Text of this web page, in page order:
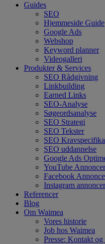
Guides
SEO
Hjemmeside Guide
Google Ads
Webshop
Keyword planner
Videogalleri
Produkter & Services
SEO Rådgivning
Linkbuilding
Earned Links
SEO-Analyse
Søgeordsanalyse
SEO Strategi
SEO Tekster
SEO
SEO uddannelse
Google Ads
YouTube
Facebook
Instagram
Referencer
Blog
Om Waimea
Vores historie
Job hos Waimea
Presse: Kontakt